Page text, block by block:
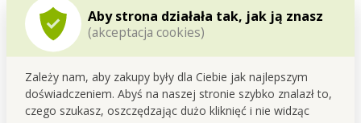
Aby strona działała tak, jak ją znasz
(akceptacja cookies)
Zależy nam, aby zakupy były dla Ciebie jak najlepszym
doświadczeniem. Abyś na naszej stronie szybko znalazł to,
czego szukasz, oszczędzając dużo kliknięć i nie widząc
Szczegółowy opis
Wymienny filtr HEPA klasy H13 do 8in1
AbsolutionAIR
połączenia oczyszczacza powietrza, jonizatora i
nawilżacza w jednym.